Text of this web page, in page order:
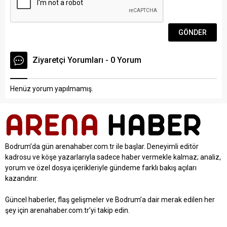
Ziyaretçi Yorumları - 0 Yorum
Henüz yorum yapılmamış.
Bodrum’da gün arenahaber.com.tr ile başlar. Deneyimli editör
kadrosu ve köşe yazarlarıyla sadece haber vermekle kalmaz; analiz,
yorum ve özel dosya içerikleriyle gündeme farklı bakış açıları
kazandırır.
Güncel haberler, flaş gelişmeler ve Bodrum’a dair merak edilen her
şey için arenahaber.com.tr’yi takip edin.